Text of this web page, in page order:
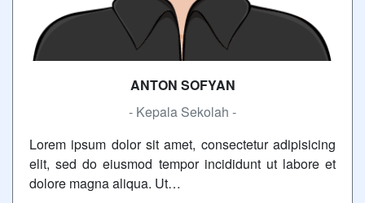
ANTON SOFYAN
- Kepala Sekolah -
Lorem ipsum dolor sit amet, consectetur adipisicing
elit, sed do eiusmod tempor incididunt ut labore et
dolore magna aliqua. Ut…